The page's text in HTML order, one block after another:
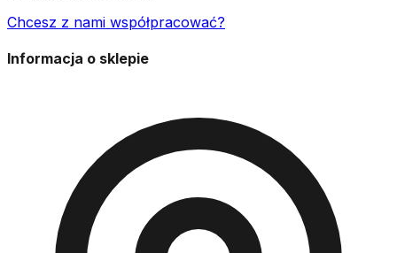
Chcesz z nami współpracować?
Informacja o sklepie